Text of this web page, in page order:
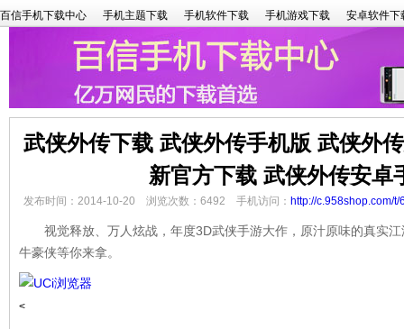
百信手机下载中心 手机主题下载 手机软件下载 手机游戏下载 安卓软件下
武侠外传下载 武侠外传手机版 武侠外
新官方下载 武侠外传安卓
发布时间：2014-10-20 浏览次数：6492 手机访问： http://c.958shop.com/t/
视觉释放、万人炫战，年度3D武侠手游大作，原汁原味的真实江
牛豪侠等你来拿。
<